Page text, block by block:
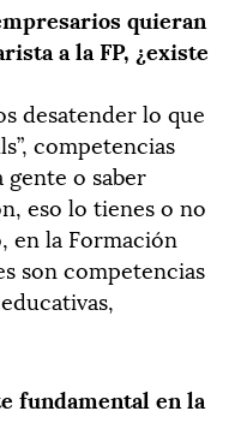
quieran
a la FP, ¿existe
desatender lo que
competencias
gente o saber
eso lo tienes o no
en la Formación
son competencias
fundamental en la